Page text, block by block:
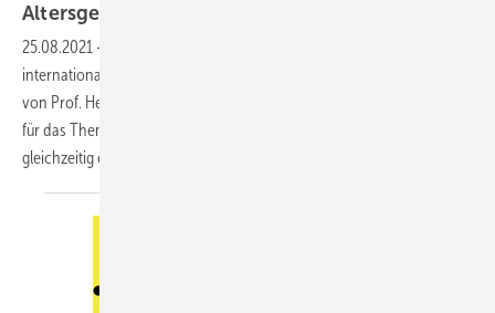
Altersgerechtes
25.08.2021 -
inter­nationalen Kunstwettbewerb ­unter der künstlerischen Leitung
von Prof. Heinz-Jürgen ­Kristahn initiiert: Die ­Plakate sollten diesmal
für das Thema „Altersgerechtes Wohnen“ sensibilisieren und
gleichzeitig einem werblichen Einsatz